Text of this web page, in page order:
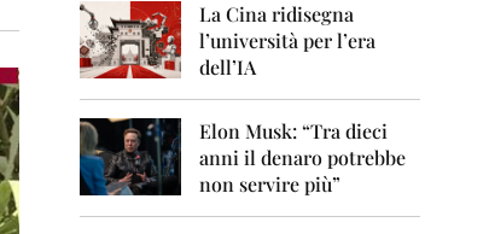
La Cina ridisegna
l’università per l’era
dell’IA
Elon Musk: “Tra dieci
anni il denaro potrebbe
non servire più”